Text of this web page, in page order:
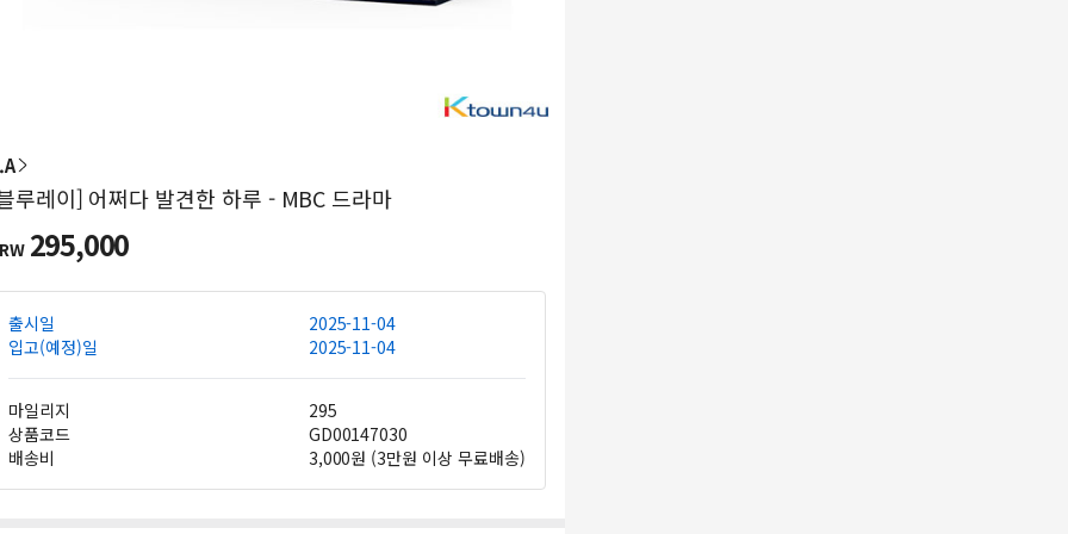
루레이] 어쩌다 발견한 하루 - MBC 드라마
295,000
출시일
2025-11-04
입고(예정)일
2025-11-04
마일리지
295
상품코드
GD00147030
배송비
3,000원 (3만원 이상 무료배송)